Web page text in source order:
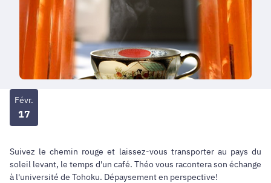
Févr.
17
Suivez le chemin rouge et laissez-vous transporter au pays du
soleil levant, le temps d'un café. Théo vous racontera son échange
à l'université de Tohoku. Dépaysement en perspective!